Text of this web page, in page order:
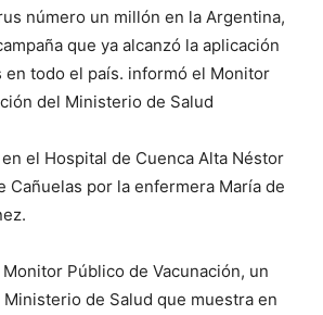
número un millón en la Argentina,
que ya alcanzó la aplicación
en todo el país. informó el Monitor
del Ministerio de Salud
el Hospital de Cuenca Alta Néstor
Cañuelas por la enfermera María de
Público de Vacunación, un
de Salud que muestra en